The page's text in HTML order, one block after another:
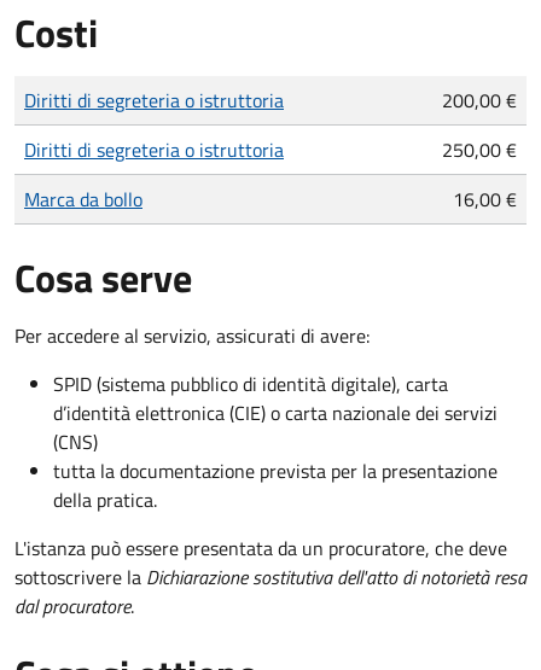
Costi
Tipo di pagamento
Importo
Diritti di segreteria o istruttoria
200,00 €
Diritti di segreteria o istruttoria
250,00 €
Marca da bollo
16,00 €
Cosa serve
Per accedere al servizio, assicurati di avere:
SPID (sistema pubblico di identità digitale), carta
d’identità elettronica (CIE) o carta nazionale dei servizi
(CNS)
tutta la documentazione prevista per la presentazione
della pratica.
L'istanza può essere presentata da un procuratore, che deve
sottoscrivere la Dichiarazione sostitutiva dell'atto di notorietà resa
dal procuratore.